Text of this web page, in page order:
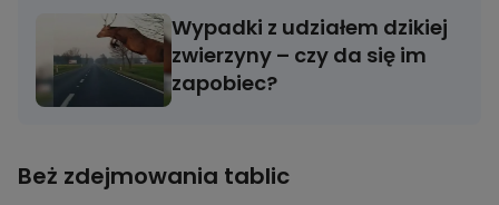
Wypadki z udziałem dzikiej
zwierzyny – czy da się im
zapobiec?
Beż zdejmowania tablic